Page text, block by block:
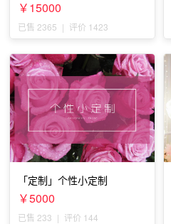
漫求婚」
￥15000
已售 2365 | 评价 1423
「定制」个性小定制
￥5000
已售 233 | 评价 144